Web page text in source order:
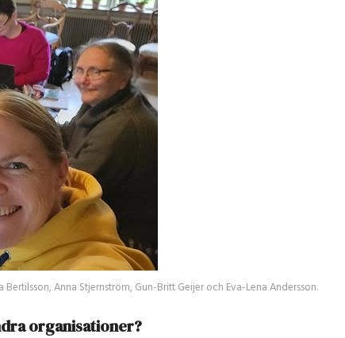
Anna Stjernström, Gun-Britt Geijer och Eva-Lena Andersson.
organisationer?